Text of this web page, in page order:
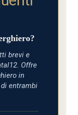
brevi e
Offre
in
entrambi